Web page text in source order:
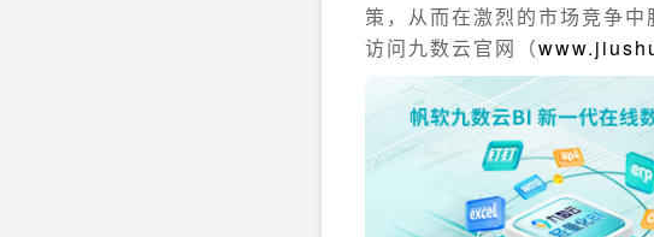
策，从而在激烈的市场竞争
访问九数云官网（